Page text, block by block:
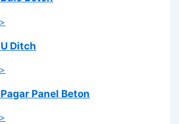
Ditch
Panel Beton